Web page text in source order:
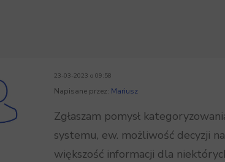
23-03-2023 o 09:58
Napisane przez: Mariusz
Zgłaszam pomysł
systemu, ew. możliwość decyzji
większość informacji dla